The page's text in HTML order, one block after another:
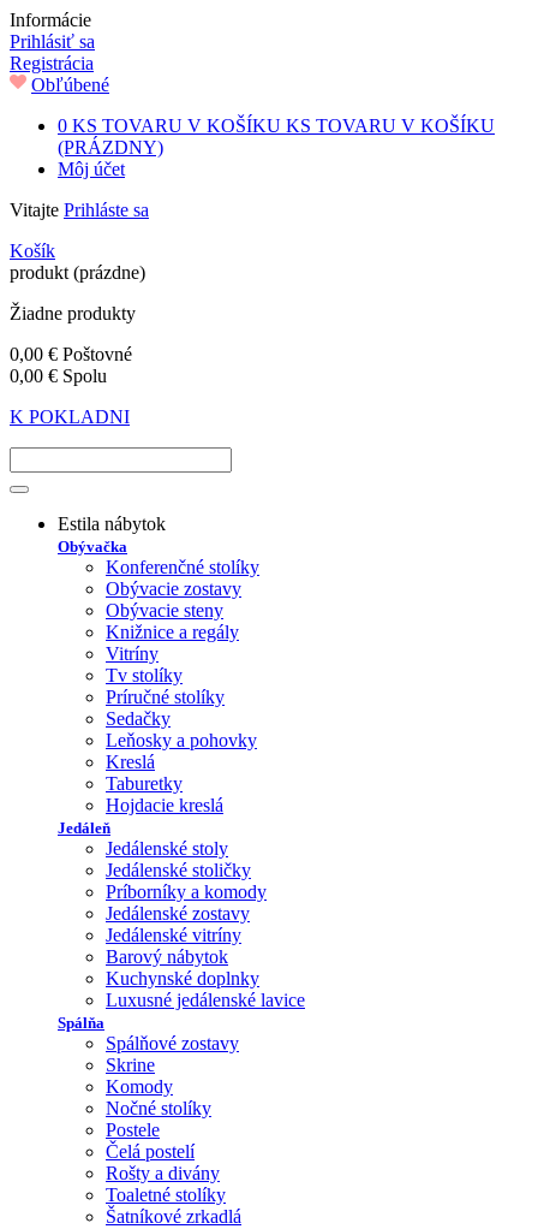
Informácie
Prihlásiť sa
Registrácia
Obľúbené
0 KS TOVARU V KOŠÍKU KS TOVARU V KOŠÍKU
(PRÁZDNY)
Môj účet
Vitajte Prihláste sa
Košík
produkt (prázdne)
Žiadne produkty
0,00 € Poštovné
0,00 € Spolu
K POKLADNI
Estila nábytok
Obývačka
Konferenčné stolíky
Obývacie zostavy
Obývacie steny
Knižnice a regály
Vitríny
Tv stolíky
Príručné stolíky
Sedačky
Leňosky a pohovky
Kreslá
Taburetky
Hojdacie kreslá
Jedáleň
Jedálenské stoly
Jedálenské stoličky
Príborníky a komody
Jedálenské zostavy
Jedálenské vitríny
Barový nábytok
Kuchynské doplnky
Luxusné jedálenské lavice
Spálňa
Spálňové zostavy
Skrine
Komody
Nočné stolíky
Postele
Čelá postelí
Rošty a divány
Toaletné stolíky
Šatníkové zrkadlá